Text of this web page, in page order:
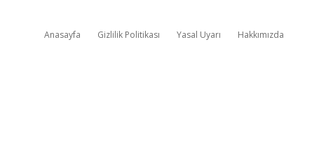
Anasayfa Gizlilik Politikası Yasal Uyarı Hakkımızda